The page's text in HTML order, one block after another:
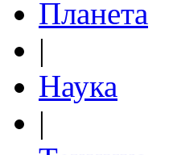
Планета
|
Наука
|